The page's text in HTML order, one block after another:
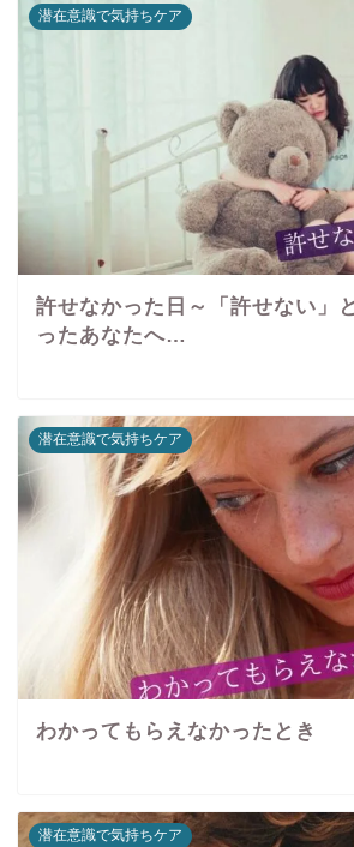
潜在意識で気持ちケア
許せなかった日～「許せない」
ったあなたへ…
潜在意識で気持ちケア
わかってもらえなかったとき
潜在意識で気持ちケア